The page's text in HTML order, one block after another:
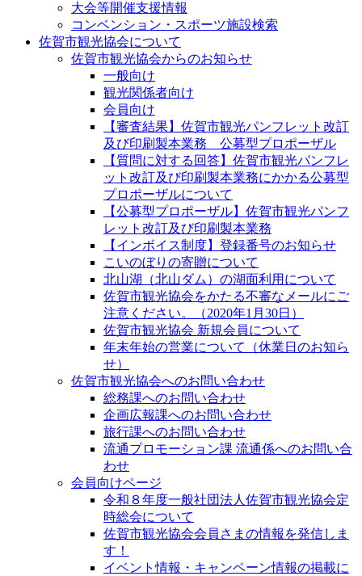
大会等開催支援情報
コンベンション・スポーツ施設検索
佐賀市観光協会について
佐賀市観光協会からのお知らせ
一般向け
観光関係者向け
会員向け
【審査結果】佐賀市観光パンフレット改訂
及び印刷製本業務 公募型プロポーザル
【質問に対する回答】佐賀市観光パンフレ
ット改訂及び印刷製本業務にかかる公募型
プロポーザルについて
【公募型プロポーザル】佐賀市観光パンフ
レット改訂及び印刷製本業務
【インボイス制度】登録番号のお知らせ
こいのぼりの寄贈について
北山湖（北山ダム）の湖面利用について
佐賀市観光協会をかたる不審なメールにご
注意ください。（2020年1月30日）
佐賀市観光協会 新規会員について
年末年始の営業について（休業日のお知ら
せ）
佐賀市観光協会へのお問い合わせ
総務課へのお問い合わせ
企画広報課へのお問い合わせ
旅行課へのお問い合わせ
流通プロモーション課 流通係へのお問い合
わせ
会員向けページ
令和８年度一般社団法人佐賀市観光協会定
時総会について
佐賀市観光協会会員さまの情報を発信しま
す！
イベント情報・キャンペーン情報の掲載に